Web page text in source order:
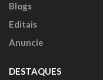
Blogs
Editais
Anuncie
DESTAQUES